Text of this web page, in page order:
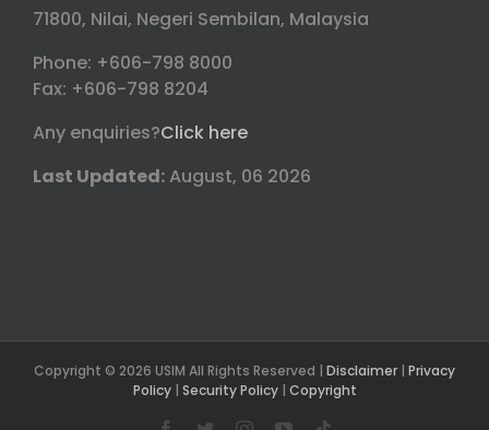
71800, Nilai, Negeri Sembilan, Malaysia
Phone: +606-798 8000
Fax: +606-798 8204
Any enquiries?Click here
Last Updated: August, 06 2026
Copyright © 2026 USIM All Rights Reserved | Disclaimer | Privacy
Policy| Security Policy| Copyright